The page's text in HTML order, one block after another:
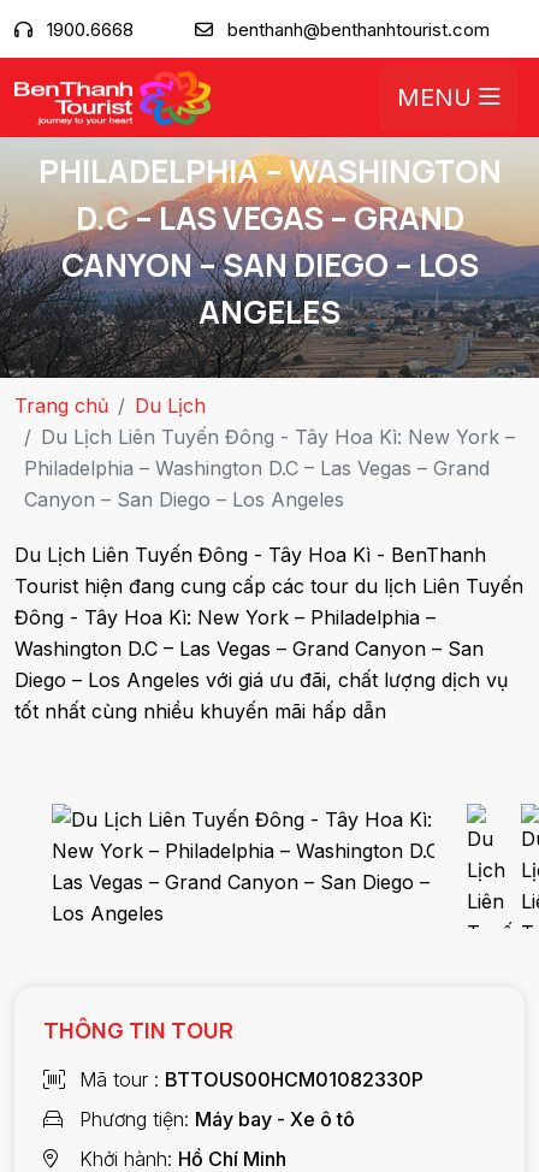
1900.6668 benthanh@benthanhtourist.com
MENU
DU LỊCH LIÊN TUYẾN ĐÔNG - TÂY
HOA KÌ: NEW YORK –
PHILADELPHIA – WASHINGTON
D.C – LAS VEGAS – GRAND
CANYON – SAN DIEGO – LOS
ANGELES
Trang chủ
Du Lịch
Du Lịch Liên Tuyến Đông - Tây Hoa Kì: New York –
Philadelphia – Washington D.C – Las Vegas – Grand
Canyon – San Diego – Los Angeles
Du Lịch Liên Tuyến Đông - Tây Hoa Kì - BenThanh
Tourist hiện đang cung cấp các tour du lịch Liên Tuyến
Đông - Tây Hoa Kì: New York – Philadelphia –
Washington D.C – Las Vegas – Grand Canyon – San
Diego – Los Angeles với giá ưu đãi, chất lượng dịch vụ
tốt nhất cùng nhiều khuyến mãi hấp dẫn
THÔNG TIN TOUR
Mã tour
BTTOUS00HCM01082330P
Phương tiện Máy bay - Xe ô tô
Khởi hành Hồ Chí Minh